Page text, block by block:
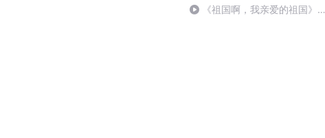
《祖国啊，我亲爱的祖国》温